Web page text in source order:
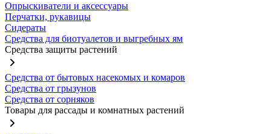
Опрыскиватели и аксессуары
Перчатки, рукавицы
Сидераты
Средства для биотуалетов и выгребных ям
Средства защиты растений
Средства от бытовых насекомых и комаров
Средства от грызунов
Средства от сорняков
Товары для рассады и комнатных растений